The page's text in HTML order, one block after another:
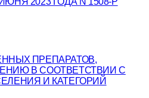
ПРЕПАРАТОВ,
В СООТВЕТСТВИИ С
И КАТЕГОРИЙ